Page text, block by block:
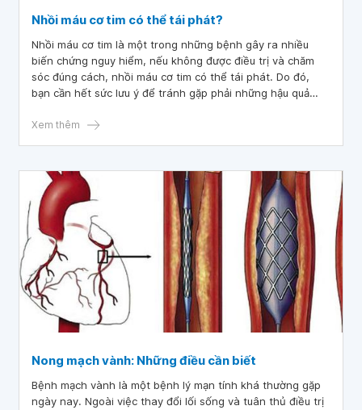
Nhồi máu cơ tim có thể tái phát?
Nhồi máu cơ tim là một trong những bệnh gây ra nhiều
biến chứng nguy hiểm, nếu không được điều trị và chăm
sóc đúng cách, nhồi máu cơ tim có thể tái phát. Do đó,
bạn cần hết sức lưu ý để tránh gặp phải những hậu quả
Xem thêm
Nong mạch vành: Những điều cần biết
Bệnh mạch vành là một bệnh lý mạn tính khá thường gặp
ngày nay. Ngoài việc thay đổi lối sống và tuân thủ điều trị